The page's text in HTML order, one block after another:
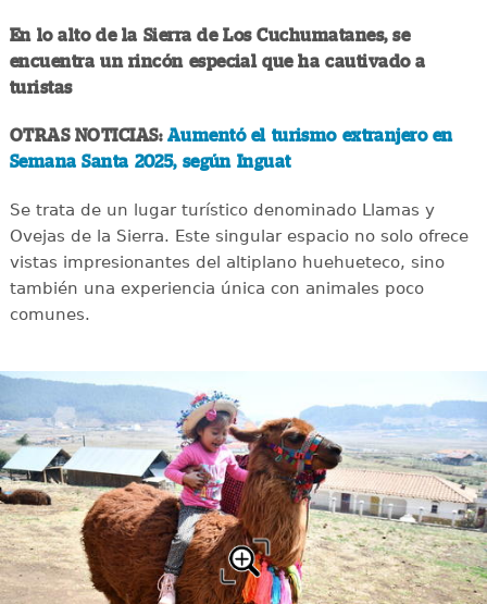
En lo alto de la Sierra de Los Cuchumatanes, se
encuentra un rincón especial que ha cautivado a
turistas
OTRAS NOTICIAS: Aumentó el turismo extranjero en
Semana Santa 2025, según Inguat
Se trata de un lugar turístico denominado Llamas y
Ovejas de la Sierra. Este singular espacio no solo ofrece
vistas impresionantes del altiplano huehueteco, sino
también una experiencia única con animales poco
comunes.